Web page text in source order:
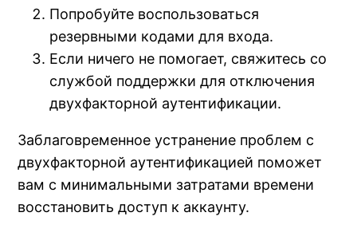
Попробуйте воспользоваться
резервными кодами для входа.
Если ничего не помогает, свяжитесь со
службой поддержки для отключения
двухфакторной аутентификации.
Заблаговременное устранение проблем с
двухфакторной аутентификацией поможет
вам с минимальными затратами времени
восстановить доступ к аккаунту.